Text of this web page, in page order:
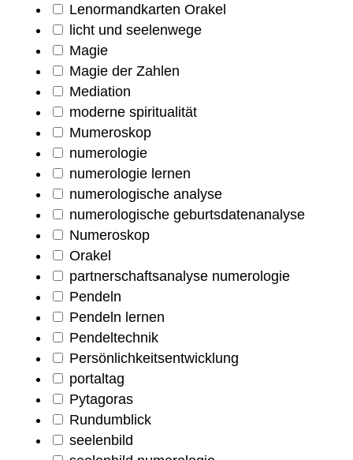
Lenormandkarten Orakel
licht und seelenwege
Magie
Magie der Zahlen
Mediation
moderne spiritualität
Mumeroskop
numerologie
numerologie lernen
numerologische analyse
numerologische geburtsdatenanalyse
Numeroskop
Orakel
partnerschaftsanalyse numerologie
Pendeln
Pendeln lernen
Pendeltechnik
Persönlichkeitsentwicklung
portaltag
Pytagoras
Rundumblick
seelenbild